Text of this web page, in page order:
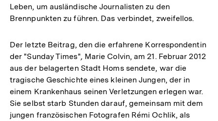
Leben, um ausländische Journalisten zu den
Brennpunkten zu führen. Das verbindet, zweifellos.
Der letzte Beitrag, den die erfahrene Korrespondentin
der "Sunday Times", Marie Colvin, am 21. Februar 2012
aus der belagerten Stadt Homs sendete, war die
tragische Geschichte eines kleinen Jungen, der in
einem Krankenhaus seinen Verletzungen erlegen war.
Sie selbst starb Stunden darauf, gemeinsam mit dem
jungen französischen Fotografen Rémi Ochlik, als